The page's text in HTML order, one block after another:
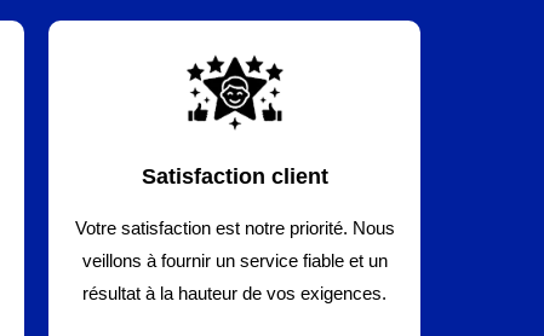
Satisfaction client
Votre satisfaction est notre priorité. Nous
veillons à fournir un service fiable et un
résultat à la hauteur de vos exigences.